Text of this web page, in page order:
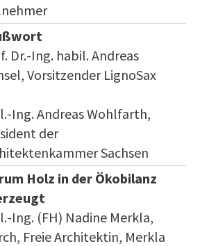
Dr.-Ing. habil. Andreas
Vorsitzender LignoSax
Ing. Andreas Wohlfarth,
der
Sachsen
Holz in der Ökobilanz
Ing. (FH) Nadine Merkla,
Freie Architektin, Merkla